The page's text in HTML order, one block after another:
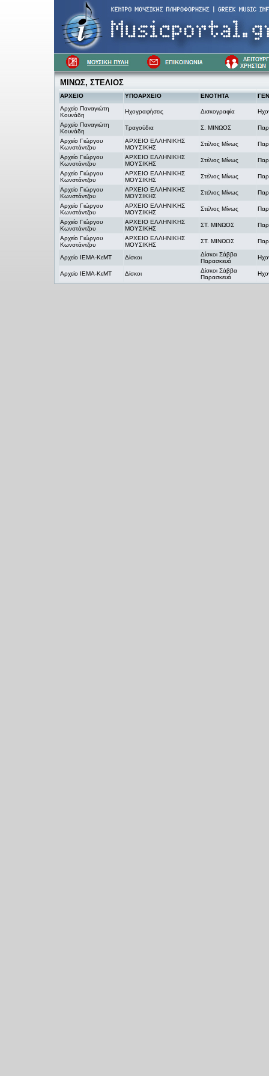
ΜΙΝΩΣ, ΣΤΕΛΙΟΣ
ΑΡΧΕΙΟ ΥΠΟΑΡΧΕΙΟ ΕΝΟΤΗΤΑ
Αρχείο Παναγιώτη
Κουνάδη
Ηχογραφήσεις Δισκογραφία
Αρχείο Παναγιώτη
Κουνάδη
Τραγούδια Σ. ΜΙΝΩΟΣ
Αρχείο Γιώργου
Κωνστάντζου
ΑΡΧΕΙΟ ΕΛΛΗΝΙΚΗΣ
ΜΟΥΣΙΚΗΣ
Στέλιος Μίνως
Αρχείο Γιώργου
Κωνστάντζου
ΑΡΧΕΙΟ ΕΛΛΗΝΙΚΗΣ
ΜΟΥΣΙΚΗΣ
Στέλιος Μίνως
Αρχείο Γιώργου
Κωνστάντζου
ΑΡΧΕΙΟ ΕΛΛΗΝΙΚΗΣ
ΜΟΥΣΙΚΗΣ
Στέλιος Μίνως
Αρχείο Γιώργου
Κωνστάντζου
ΑΡΧΕΙΟ ΕΛΛΗΝΙΚΗΣ
ΜΟΥΣΙΚΗΣ
Στέλιος Μίνως
Αρχείο Γιώργου
Κωνστάντζου
ΑΡΧΕΙΟ ΕΛΛΗΝΙΚΗΣ
ΜΟΥΣΙΚΗΣ
Στέλιος Μίνως
Αρχείο Γιώργου
Κωνστάντζου
ΑΡΧΕΙΟ ΕΛΛΗΝΙΚΗΣ
ΜΟΥΣΙΚΗΣ
ΣΤ. ΜΙΝΩΟΣ
Αρχείο Γιώργου
Κωνστάντζου
ΑΡΧΕΙΟ ΕΛΛΗΝΙΚΗΣ
ΜΟΥΣΙΚΗΣ
ΣΤ. ΜΙΝΩΟΣ
Αρχείο ΙΕΜΑ-ΚεΜΤ Δίσκοι
Δίσκοι Σάββα
Παρασκευά
Αρχείο ΙΕΜΑ-ΚεΜΤ Δίσκοι
Δίσκοι Σάββα
Παρασκευά